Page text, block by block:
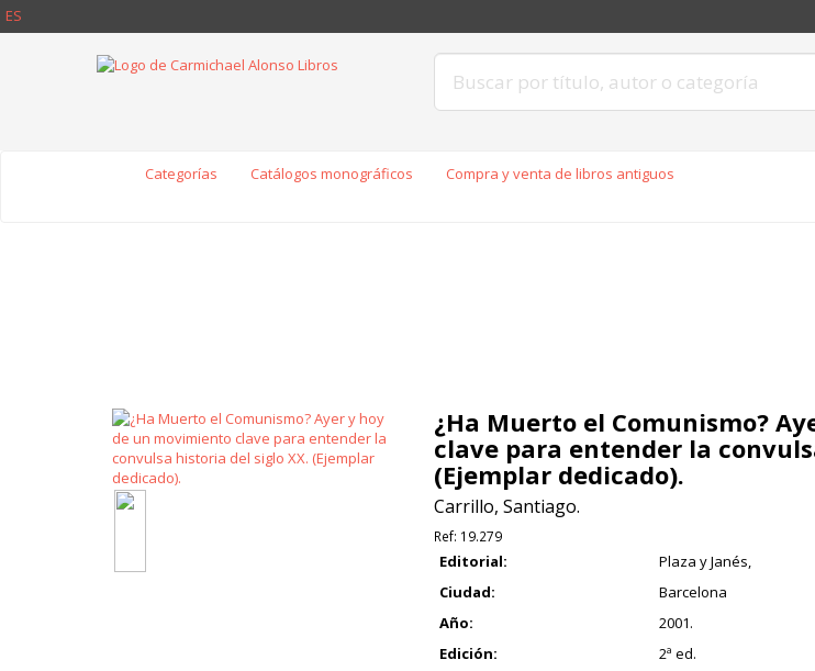
ES
Categorías Catálogos monográficos Compra y venta de libros antiguos
¿Ha Muerto el Comunismo?
clave para entender la
(Ejemplar dedicado).
Carrillo, Santiago.
Ref: 19.279
Editorial:
Plaza y Janés,
Ciudad:
Barcelona
Año:
2001.
Edición:
2ª ed.